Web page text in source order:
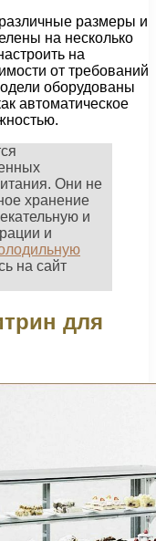
размеры и
на несколько
на
от требований
оборудованы
автоматическое
Они не
хранение
и
и
на сайт
для